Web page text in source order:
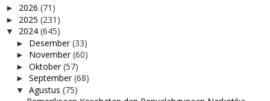
► 2026 (71)
► 2025 (231)
▼ 2024 (645)
► Desember(33)
► November(60)
► Oktober(57)
► September(68)
▼ Agustus (75)